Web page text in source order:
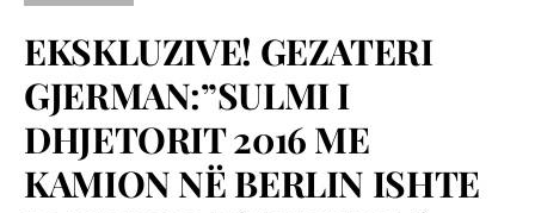
EKSKLUZIVE! GEZATERI
GJERMAN:”SULMI I
DHJETORIT 2016 ME
KAMION NË BERLIN ISHTE